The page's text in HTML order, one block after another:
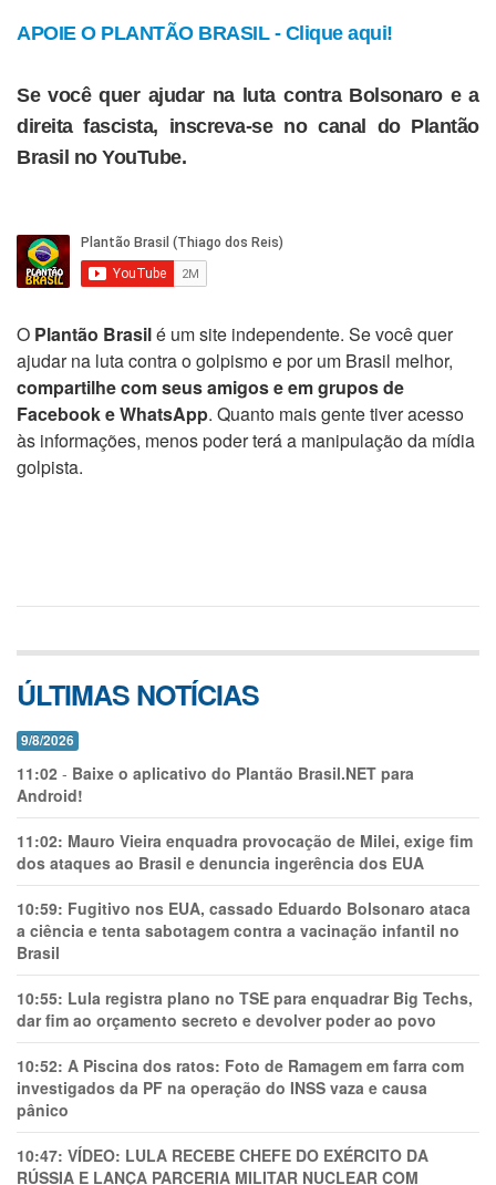
APOIE O PLANTÃO BRASIL - Clique aqui!
Se você quer ajudar na luta contra Bolsonaro e a
direita fascista, inscreva-se no canal do Plantão
Brasil no YouTube.
O Plantão Brasilé um site independente. Se você quer
ajudar na luta contra o golpismo e por um Brasil melhor,
compartilhe com seus amigos e em grupos de
Facebook e WhatsApp. Quanto mais gente tiver acesso
às informações, menos poder terá a manipulação da mídia
golpista.
ÚLTIMAS NOTÍCIAS
9/8/2026
11:02 - Baixe o aplicativo do Plantão Brasil.NET para
Android!
11:02: Mauro Vieira enquadra provocação de Milei, exige fim
dos ataques ao Brasil e denuncia ingerência dos EUA
10:59: Fugitivo nos EUA, cassado Eduardo Bolsonaro ataca
a ciência e tenta sabotagem contra a vacinação infantil no
Brasil
10:55: Lula registra plano no TSE para enquadrar Big Techs,
dar fim ao orçamento secreto e devolver poder ao povo
10:52: A Piscina dos ratos: Foto de Ramagem em farra com
investigados da PF na operação do INSS vaza e causa
pânico
10:47: VÍDEO: LULA RECEBE CHEFE DO EXÉRCITO DA
RÚSSIA E LANÇA PARCERIA MILITAR NUCLEAR COM